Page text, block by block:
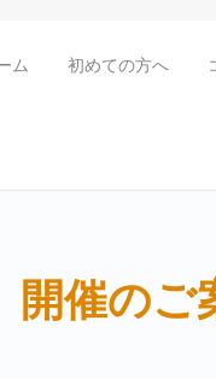
ム 初めての方へ
催のご